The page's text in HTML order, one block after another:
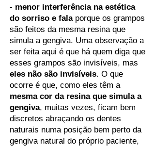
- menor interferência na estética
do sorriso e falaporque os grampos
são feitos da mesma resina que
simula a gengiva. Uma observação a
ser feita aqui é que há quem diga que
esses grampos são invisíveis, mas
eles não são invisíveis. O que
ocorre é que, como eles têm a
mesma cor da resina que simula a
gengiva, muitas vezes, ficam bem
discretos abraçando os dentes
naturais numa posição bem perto da
gengiva natural do próprio paciente,